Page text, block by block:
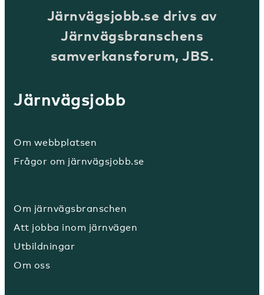
Järnvägsjobb.se drivs av
Järnvägsbranschens
samverkansforum, JBS.
Järnvägsjobb
Om webbplatsen
Frågor om järnvägsjobb.se
Om järnvägsbranschen
Att jobba inom järnvägen
Utbildningar
Om oss